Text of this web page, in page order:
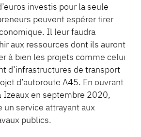
investis pour la seule
peuvent espérer tirer
Il leur faudra
aux ressources dont ils auront
à bien les projets comme celui
d’infrastructures de transport
d’autoroute A45. En ouvrant
Izeaux en septembre 2020,
un service attrayant aux
publics.